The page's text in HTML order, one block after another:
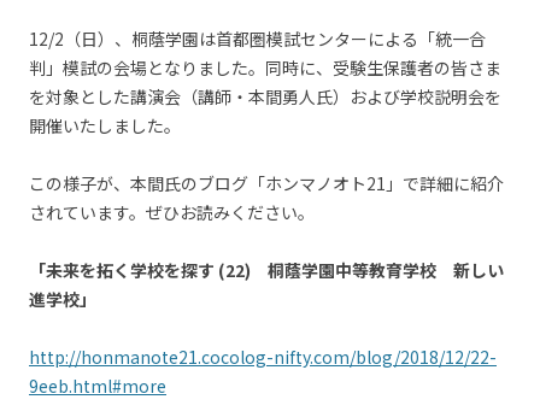
12/2（日）、桐蔭学園は首都圏模試センターによる「統一合
判」模試の会場となりました。同時に、受験生保護者の皆さま
を対象とした講演会（講師・本間勇人氏）および学校説明会を
開催いたしました。
この様子が、本間氏のブログ「ホンマノオト21」で詳細に紹介
されています。ぜひお読みください。
「未来を拓く学校を探す (22) 桐蔭学園中等教育学校 新しい
進学校」
http://honmanote21.cocolog-nifty.com/blog/2018/12/22-
9eeb.html#more